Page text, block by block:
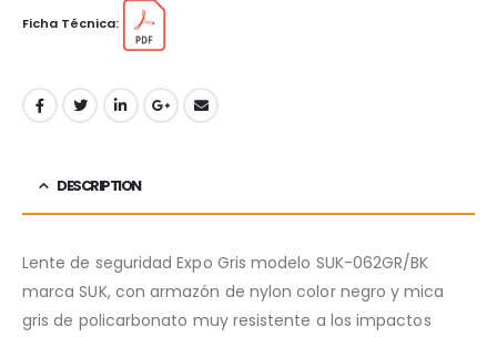
Ficha Técnica:
DESCRIPTION
Lente de seguridad Expo Gris modelo SUK-062GR/BK
marca SUK, con armazón de nylon color negro y mica
gris de policarbonato muy resistente a los impactos